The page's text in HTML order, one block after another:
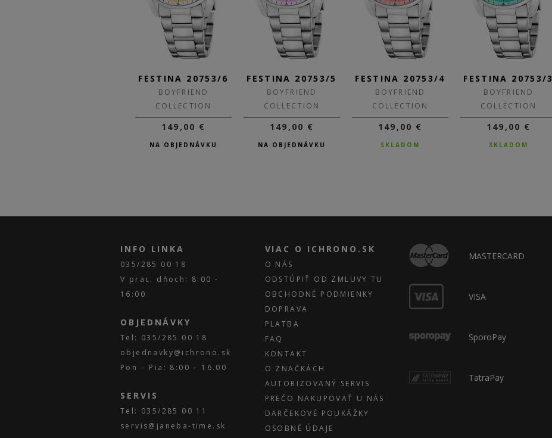
FESTINA 20753/6
BOYFRIEND
COLLECTION
149,00 €
NA OBJEDNÁVKU
FESTINA 20753/5
BOYFRIEND
COLLECTION
149,00 €
NA OBJEDNÁVKU
FESTINA 20753/4
BOYFRIEND
COLLECTION
149,00 €
SKLADOM
FESTINA 20753/3
BOYFRIEND
COLLECTION
149,00 €
SKLADOM
INFO LINKA
035/285 00 18
V prac. dňoch: 8:00 -
16:00
OBJEDNÁVKY
Tel: 035/285 00 18
objednavky@ichrono.sk
Pon – Pia: 8:00 – 16.00
SERVIS
Tel: 035/285 00 11
servis@janeba-time.sk
VIAC O ICHRONO.SK
O NÁS
ODSTÚPIŤ OD ZMLUVY TU
OBCHODNÉ PODMIENKY
DOPRAVA
PLATBA
FAQ
KONTAKT
O ZNAČKÁCH
AUTORIZOVANÝ SERVIS
PREČO NAKUPOVAŤ U NÁS
DARČEKOVÉ POUKÁŽKY
OSOBNÉ ÚDAJE
MASTERCARD
VISA
SporoPay
TatraPay